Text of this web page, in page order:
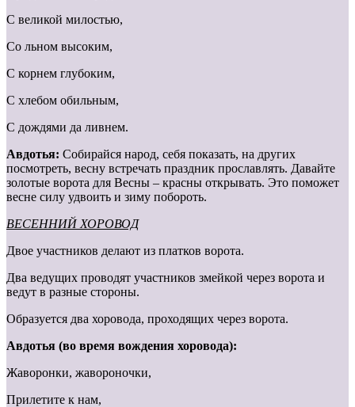
С великой милостью,
Со льном высоким,
С корнем глубоким,
С хлебом обильным,
С дождями да ливнем.
Авдотья: Собирайся народ, себя показать, на других
посмотреть, весну встречать праздник прославлять. Давайте
золотые ворота для Весны – красны открывать. Это поможет
весне силу удвоить и зиму побороть.
ВЕСЕННИЙ ХОРОВОД
Двое участников делают из платков ворота.
Два ведущих проводят участников змейкой через ворота и
ведут в разные стороны.
Образуется два хоровода, проходящих через ворота.
Авдотья (во время вождения хоровода):
Жаворонки, жавороночки,
Прилетите к нам,